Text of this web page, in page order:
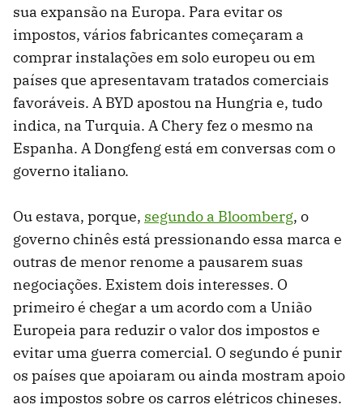
sua expansão na Europa. Para evitar os
impostos, vários fabricantes começaram a
comprar instalações em solo europeu ou em
países que apresentavam tratados comerciais
favoráveis. A BYD apostou na Hungria e, tudo
indica, na Turquia. A Chery fez o mesmo na
Espanha. A Dongfeng está em conversas com o
governo italiano.
Ou estava, porque, segundo a Bloomberg, o
governo chinês está pressionando essa marca e
outras de menor renome a pausarem suas
negociações. Existem dois interesses. O
primeiro é chegar a um acordo com a União
Europeia para reduzir o valor dos impostos e
evitar uma guerra comercial. O segundo é punir
os países que apoiaram ou ainda mostram apoio
aos impostos sobre os carros elétricos chineses.